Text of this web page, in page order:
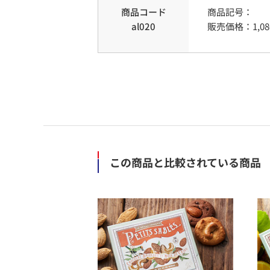
商品コード
al020
商品記号：
販売価格：
この商品と比較されている商品